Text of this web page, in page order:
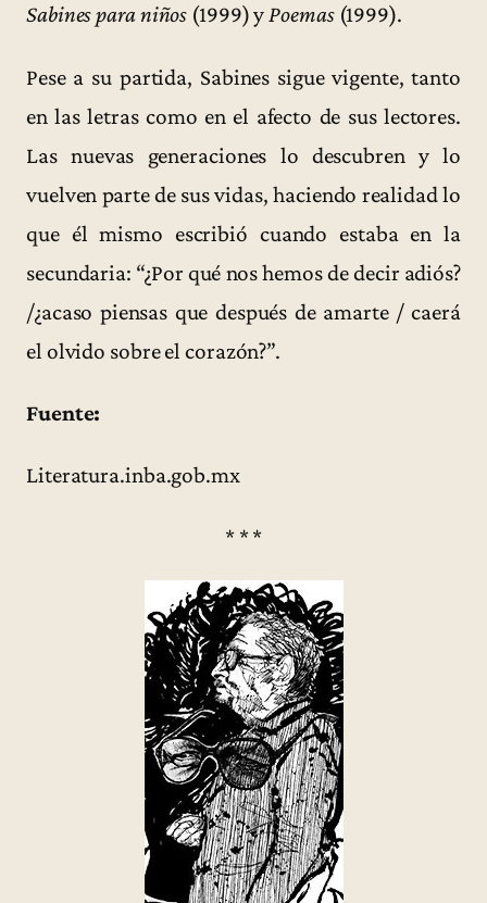
Sabines para niños (1999) yPoemas(1999).
Pese a su partida, Sabines sigue vigente, tanto
en las letras como en el afecto de sus lectores.
Las nuevas generaciones lo descubren y lo
vuelven parte de sus vidas, haciendo realidad lo
que él mismo escribió cuando estaba en la
secundaria: “¿Por qué nos hemos de decir adiós?
/¿acaso piensas que después de amarte / caerá
el olvido sobre el corazón?”.
Fuente:
Literatura.inba.gob.mx
* * *